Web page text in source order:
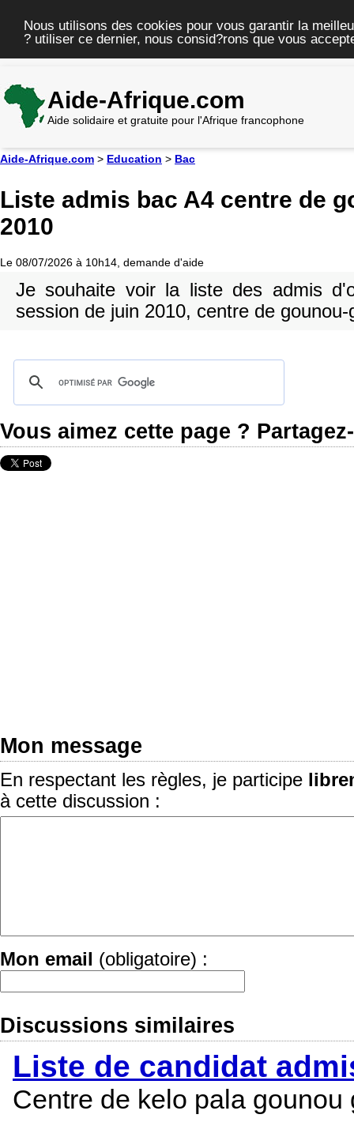
Nous utilisons des cookies pour vous garantir la
? utiliser ce dernier, nous consid?rons que vous
Aide-Afrique.com
Aide solidaire et gratuite pour l'Afrique francophone
Aide-Afrique.com > Education > Bac
Liste admis bac A4 centre de
2010
Le 08/07/2026 à 10h14, demande d'aide
Je souhaite voir la liste des admis
session de juin 2010, centre de gounou-
Vous aimez cette page ?
Mon message
En respectant les règles, je participe
à cette discussion :
Mon email (obligatoire) :
Discussions similaires
Liste de candidat
Centre de kelo pala